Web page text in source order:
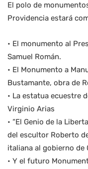
El polo de
Providencia estará
• El monumento al
Samuel Román.
• El Monumento a
Bustamante, obra de
• La estatua ecuestre
Virginio Arias
• “El Genio de la
del escultor Roberto
italiana al gobierno de
• Y el futuro